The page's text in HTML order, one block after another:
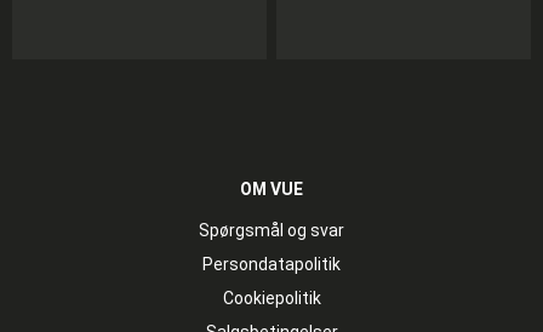
OM VUE
Spørgsmål og svar
Persondatapolitik
Cookiepolitik